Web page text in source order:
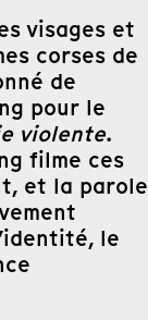
visages et
corses de
de
pour le
violente.
filme ces
et la parole
le